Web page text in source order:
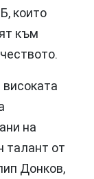
които
към
на
талант от
Донков,